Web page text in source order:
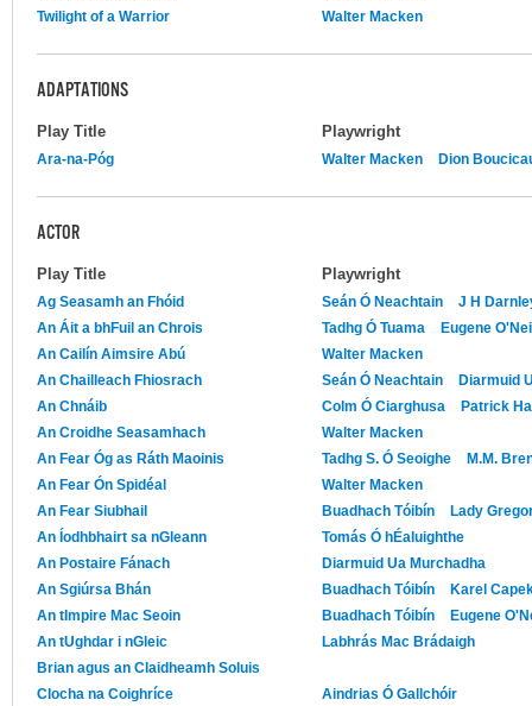
Twilight of a Warrior
Walter Macken
ADAPTATIONS
Play Title Playwright
Ara-na-Póg Walter Macken Dion
ACTOR
Play Title Playwright
Ag Seasamh an Fhóid Seán Ó Neachtain
J H
An Áit a bhFuil an Chrois
Tadhg Ó Tuama
Eugene
An Cailín Aimsire Abú
Walter Macken
An Chailleach Fhiosrach
Seán Ó Neachtain
Diarmuid
An Chnáib
Colm Ó Ciarghusa
Patrick
An Croidhe Seasamhach
Walter Macken
An Fear Óg as Ráth Maoinis
Tadhg S. Ó Seoighe
M.M.
An Fear Ón Spidéal
Walter Macken
An Fear Siubhail
Buadhach Tóibín
Lady
An Íodhbhairt sa nGleann
Tomás Ó hÉaluighthe
An Postaire Fánach
Diarmuid Ua Murchadha
An Sgiúrsa Bhán
Buadhach Tóibín
Karel
An tImpire Mac Seoin
Buadhach Tóibín
Eugene
An tUghdar i nGleic
Labhrás Mac Brádaigh
Brian agus an Claidheamh Soluis
Clocha na Coighríce
Aindrias Ó Gallchóir